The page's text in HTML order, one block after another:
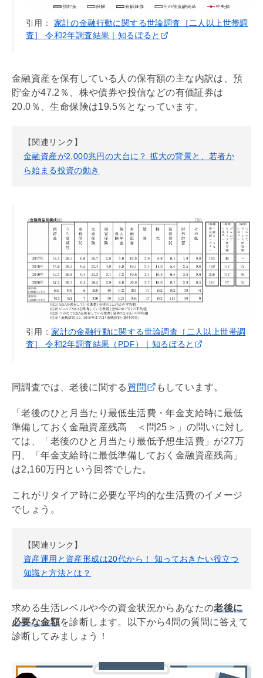
引用： 家計の金融行動に関する世論調査［二人以上世帯調
査］ 令和2年調査結果｜知るぽると
金融資産 を保有している人の保有額の主な内訳は、預
貯金が47.2％、株や債券や投信などの有価証券は
20.0％、生命保険は19.5％となっています。
【関連リンク】
金融資産が2,000兆円の大台に？ 拡大の背景と、若者か
ら始まる投資の動き
引用：家計の金融行動に関する世論調査［二人以上世帯調
査］ 令和2年調査結果（PDF）｜知るぽると
同調査では、老後に関する 質問 もしています。
「老後のひと月当たり最低生活費・年金支給時に最低
準備しておく金融資産残高 ＜問25＞」の問いに対し
ては、「老後のひと月当たり最低予想生活費」が27万
円、「年金支給時に最低準備しておく 金融資産残高」
は2,160万円という回答でした。
これがリタイア時に必要な平均的な生活費のイメージ
でしょう。
【関連リンク】
資産運用と資産形成は20代から！ 知っておきたい役立つ
知識と方法とは？
求める生活レベルや今の資金状況からあなたの老後に
必要な金額を診断します。以下から4問の質問に答えて
診断してみましょう！